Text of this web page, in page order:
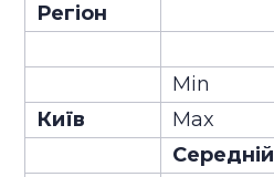
Регіон
Min
Київ
Max
Середній